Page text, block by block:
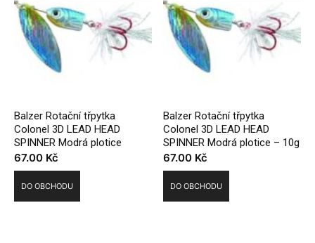
Balzer Rotační třpytka
Colonel 3D LEAD HEAD
SPINNER Modrá plotice
67.00 Kč
DO OBCHODU
Balzer Rotační třpytka
Colonel 3D LEAD HEAD
SPINNER Modrá plotice – 10g
67.00 Kč
DO OBCHODU